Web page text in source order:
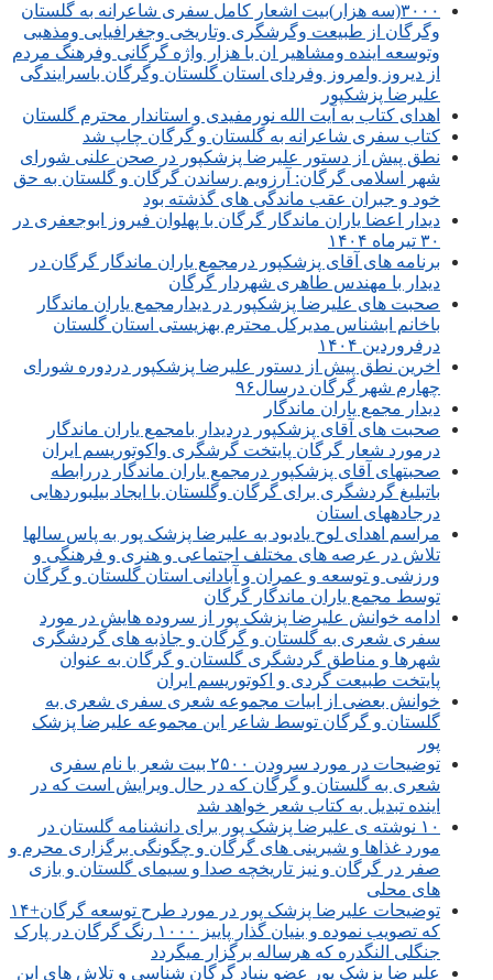
۳۰۰۰(سه هزار)بیت اشعار کامل سفری شاعرانه به گلستان
وگرگان از طبیعت وگرشگری وتاریخی وجغرافیایی ومذهبی
وتوسعه اینده ومشاهیر ان با هزار واژه گرگانی وفرهنگ مردم
از دیروز وامروز وفردای استان گلستان وگرگان باسرایندگی
علیرضا پزشکپور
اهدای کتاب به آیت الله نورمفیدی و استاندار محترم گلستان
کتاب سفری شاعرانه به گلستان و گرگان چاپ شد
نطق پیش از دستور علیرضا پزشکپور در صحن علنی شورای
شهر اسلامی گرگان: آرزویم رساندن گرگان و گلستان به حق
خود و جبران عقب ماندگی های گذشته بود
دیدار اعضا یاران ماندگار گرگان با پهلوان فیروز ابوجعفری در
۳۰ تیرماه ۱۴۰۴
برنامه های آقای پزشکپور درمجمع یاران ماندگار گرگان در
دیدار با مهندس طاهری شهردار گرگان
صحبت های علیرضا پزشکپور در دیدارمجمع یاران ماندگار
باخانم ابشناس مدیرکل محترم بهزیستی استان گلستان
درفروردین ۱۴۰۴
اخرین نطق پیش از دستور علیرضا پزشکپور دردوره شورای
چهارم شهر گرگان درسال۹۶
دیدار مجمع یاران ماندگار
صحبت های آقای پزشکپور دردیدار بامجمع یاران ماندگار
درمورد شعار گرگان پایتخت گرشگری واکوتوریسم ایران
صحبتهای آقای پزشکپور درمجمع یاران ماندگار دررابطه
باتبلیغ گردشگری برای گرگان وگلستان با ایجاد بیلبوردهایی
درجادههای استان
مراسم اهدای لوح یادبود به علیرضا پزشک پور به پاس سالها
تلاش در عرصه های مختلف اجتماعی و هنری و فرهنگی و
ورزشی و توسعه و عمران و آبادانی استان گلستان و گرگان
توسط مجمع یاران ماندگار گرگان
ادامه خوانش علیرضا پزشک پور از سروده هایش در مورد
سفری شعری به گلستان و گرگان و جاذبه های گردشگری
شهرها و مناطق گردشگری گلستان و گرگان به عنوان
پایتخت طبیعت گردی و اکوتوریسم ایران
خوانش بعضی از ابیات مجموعه شعری سفری شعری به
گلستان و گرگان توسط شاعر این مجموعه علیرضا پزشک
پور
توضیحات در مورد سرودن ۲۵۰۰ بیت شعر با نام سفری
شعری به گلستان و گرگان که در حال ویرایش است که در
اینده تبدیل به کتاب شعر خواهد شد
۱۰ نوشته ی علیرضا پزشک پور برای دانشنامه گلستان در
مورد غذاها و شیرینی های گرگان و چگونگی برگزاری محرم و
صفر در گرگان و نیز تاریخچه صدا و سیمای گلستان و بازی
های محلی
توضیحات علیرضا پزشک پور در مورد طرح توسعه گرگان+۱۴
که تصویب نموده و بنیان گذار پاییز ۱۰۰۰ رنگ گرگان در پارک
جنگلی النگدره که هرساله برگزار میگردد
علیرضا پزشک پور عضو بنیاد گرگان شناسی و تلاش های این